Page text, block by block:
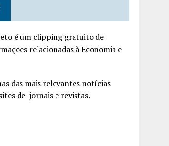
é um clipping gratuito de
relacionadas à Economia e
das mais relevantes notícias
de jornais e revistas.